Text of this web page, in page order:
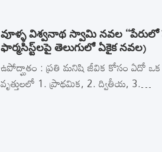
వూళ్ళ విశ్వనాథ స్వామి నవల ‘‘పేరులో
ఫార్మసిస్ట్‌లపై తెలుగులో ఏకైక నవల)
ఉపోద్ఘాతం : ప్రతి మనిషి జీవిక కోసం ఏదో
వృత్తులలో 1. ప్రాథమిక, 2. ద్వితీయ, 3.…